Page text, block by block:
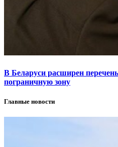
В Беларуси расширен
пограничную зону
Главные новости